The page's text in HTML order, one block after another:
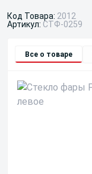
Код Товара: 2012
Артикул: СТФ-0259
Все о товаре